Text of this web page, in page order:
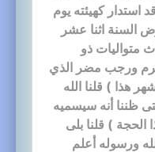
استدار كهيئته يوم
السنة اثنا عشر
متواليات ذو
ورجب مضر الذي
هذا ) قلنا الله
ظننا أنه سيسميه
) قلنا بلى
ورسوله أعلم